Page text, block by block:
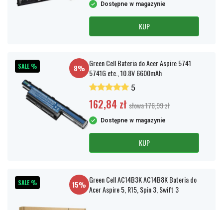
Dostępne w magazynie
KUP
SALE % 8% Green Cell Bateria do Acer Aspire 5741
5741G etc., 10.8V 6600mAh
5
162,84 zł słowa 176,99 zł
Dostępne w magazynie
KUP
SALE % 15% Green Cell AC14B3K AC14B8K Bateria do
Acer Aspire 5, R15, Spin 3, Swift 3